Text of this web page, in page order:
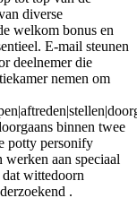
diverse
welkom bonus en
E-mail steunen
deelnemer die
nemen om
binnen twee
potty personify
aan speciaal
wittedoorn
.